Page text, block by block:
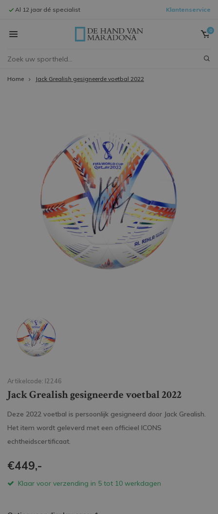
Al 12 jaar dé specialist Klantenservice
0
Home Jack Grealish gesigneerde voetbal 2022
Artikelcode: I2246
Jack Grealish gesigneerde voetbal 2022
Deze 2022 voetbal is persoonlijk gesigneerd door Jack Grealish.
Het item wordt geleverd met een officieel ICONS
echtheidscertificaat.
€449,-
Klaar voor verzending in 5 tot 10 werkdagen